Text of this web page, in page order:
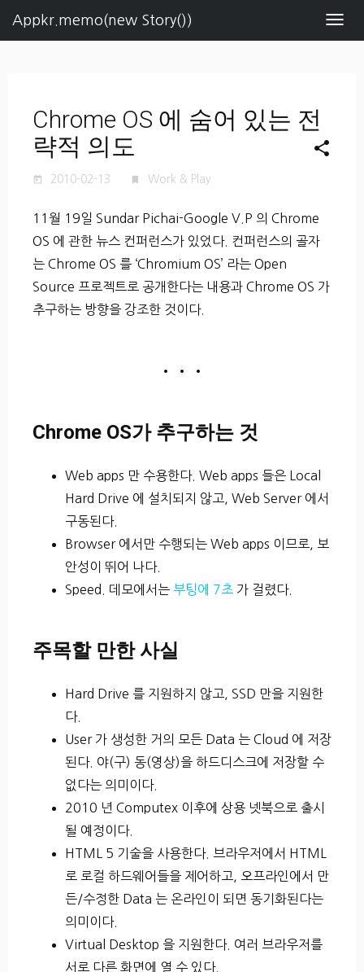
Appkr.memo(new Story())
Chrome OS 에 숨어 있는 전
략적 의도
share
today 2010-02-13 Work & Play
11월 19일 Sundar Pichai-Google V.P 의 Chrome
OS 에 관한 뉴스 컨퍼런스가 있었다. 컨퍼런스의 골자
는 Chrome OS 를 ‘Chromium OS’ 라는 Open
Source 프로젝트로 공개한다는 내용과 Chrome OS 가
추구하는 방향을 강조한 것이다.
• • •
Chrome OS가 추구하는 것
Web apps 만 수용한다. Web apps 들은 Local
Hard Drive 에 설치되지 않고, Web Server 에서
구동된다.
Browser 에서만 수행되는 Web apps 이므로, 보
안성이 뛰어 나다.
Speed. 데모에서는 부팅에 7초 가 걸렸다.
주목할 만한 사실
Hard Drive 를 지원하지 않고, SSD 만을 지원한
다.
User 가 생성한 거의 모든 Data 는 Cloud 에 저장
된다. 야(구) 동(영상)을 하드디스크에 저장할 수
없다는 의미이다.
2010 년 Computex 이후에 상용 넷북으로 출시
될 예정이다.
HTML 5 기술을 사용한다. 브라우저에서 HTML
로 로컬 하드웨어들을 제어하고, 오프라인에서 만
든/수정한 Data 는 온라인이 되면 동기화된다는
의미이다.
Virtual Desktop 을 지원한다. 여러 브라우저를
서로 다른 화면에 열 수 있다.